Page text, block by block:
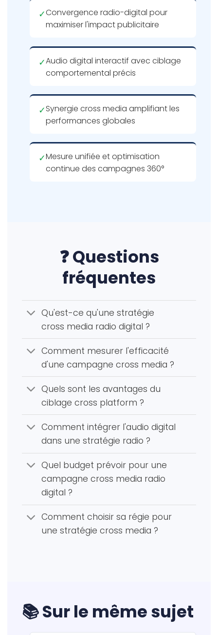
✓Convergence radio-digital pour
maximiser l'impact publicitaire
✓Audio digital interactif avec ciblage
comportemental précis
✓Synergie cross media amplifiant les
performances globales
✓Mesure unifiée et optimisation
continue des campagnes 360°
❓ Questions
fréquentes
Qu'est-ce qu'une stratégie
cross media radio digital ?
Comment mesurer l'efficacité
d'une campagne cross media ?
Quels sont les avantages du
ciblage cross platform ?
Comment intégrer l'audio digital
dans une stratégie radio ?
Quel budget prévoir pour une
campagne cross media radio
digital ?
Comment choisir sa régie pour
une stratégie cross media ?
📚 Sur le même sujet